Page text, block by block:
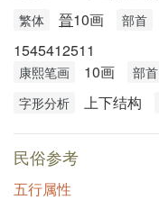
繁体 晉10画 部首
1545412511
康熙笔画 10画 部首
字形分析 上下结构
民俗参考
五行属性